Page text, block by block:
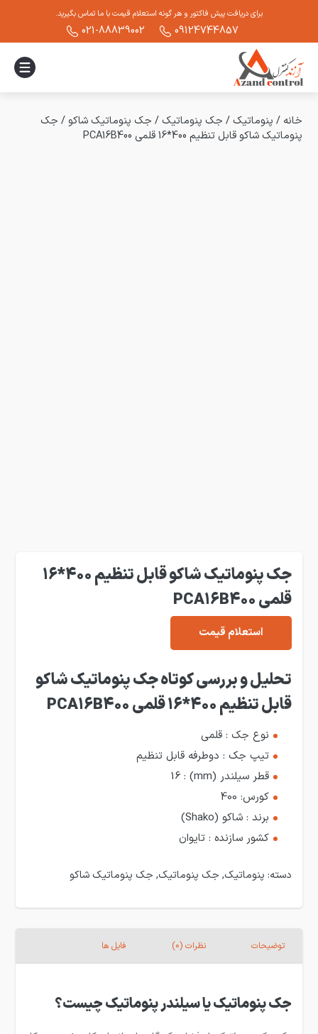
برای دریافت پیش فاکتور و هر گونه استعلام قیمت با ما تماس بگیرید.
09124744857
021-88839002
خانه / پنوماتیک / جک پنوماتیک / جک پنوماتیک شاکو / جک
پنوماتیک شاکو قابل تنظیم 400*16 قلمی PCA16B400
جک پنوماتیک شاکو قابل تنظیم 400*16
قلمی PCA16B400
استعلام قیمت
تحلیل و بررسی کوتاه جک پنوماتیک شاکو
قابل تنظیم 400*16 قلمی PCA16B400
نوع جک : قلمی
تیپ جک : دوطرفه قابل تنظیم
قطر سیلندر (mm) : 16
کورس: 400
برند : شاکو (Shako)
کشور سازنده : تایوان
دسته: پنوماتیک, جک پنوماتیک, جک پنوماتیک شاکو
توضیحات نظرات (0) فایل ها
جک پنوماتیک یا سیلندر پنوماتیک چیست؟